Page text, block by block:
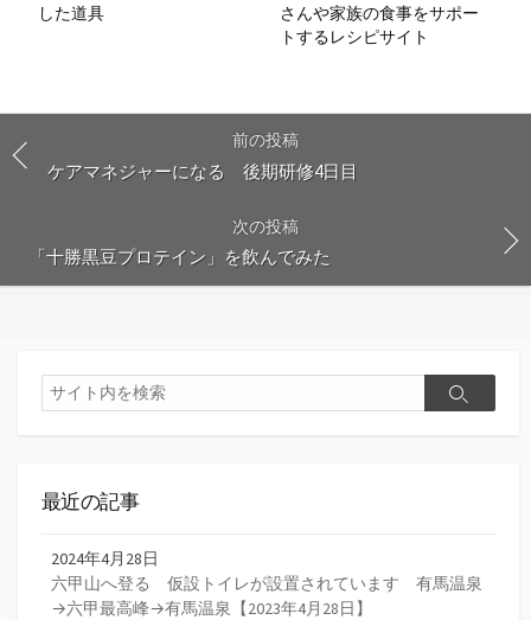
した道具
さんや家族の食事をサポー
トするレシピサイト
前の投稿
ケアマネジャーになる 後期研修4日目
次の投稿
「十勝黒豆プロテイン」を飲んでみた
検
索
検
最近の記事
2024年4月28日
六甲山へ登る 仮設トイレが設置されています 有馬温泉
→六甲最高峰→有馬温泉【2023年4月28日】